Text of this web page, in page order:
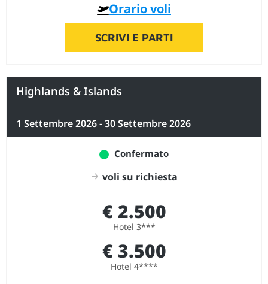
Orario voli
SCRIVI E PARTI
Highlands & Islands
1 Settembre 2026 - 30 Settembre 2026
Confermato
voli su richiesta
€ 2.500
Hotel 3***
€ 3.500
Hotel 4****